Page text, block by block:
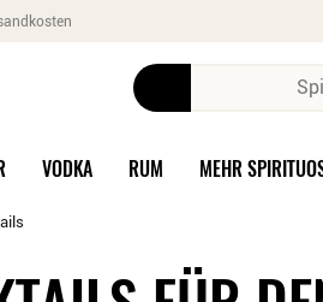
VODKA RUM MEHR